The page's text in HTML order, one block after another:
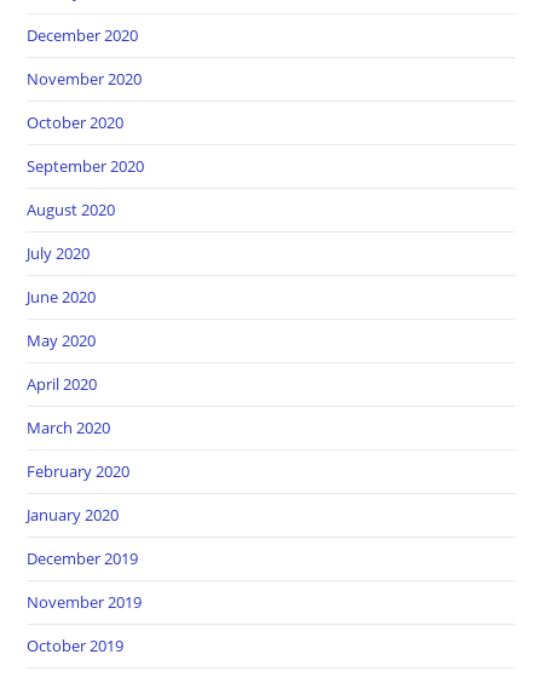
December 2020
November 2020
October 2020
September 2020
August 2020
July 2020
June 2020
May 2020
April 2020
March 2020
February 2020
January 2020
December 2019
November 2019
October 2019